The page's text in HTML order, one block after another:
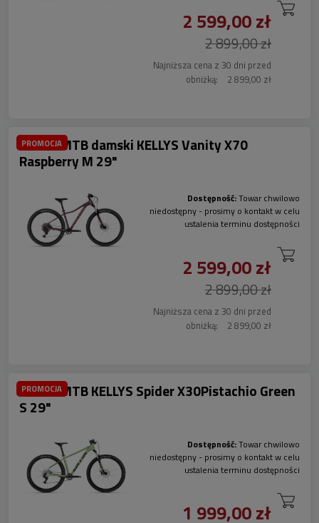
2 599,00 zł
2 899,00 zł
Najniższa cena z 30 dni przed
obniżką:
2 899,00 zł
Rower MTB damski KELLYS Vanity X70
Raspberry M 29"
Dostępność:Towar chwilowo
niedostępny - prosimy o kontakt w celu
ustalenia terminu dostępności
2 599,00 zł
2 899,00 zł
Najniższa cena z 30 dni przed
obniżką:
2 899,00 zł
PROMOCJA
Rower MTB KELLYS Spider X30Pistachio Green
S 29"
Dostępność:Towar chwilowo
niedostępny - prosimy o kontakt w celu
ustalenia terminu dostępności
1 999,00 zł
PROMOCJA